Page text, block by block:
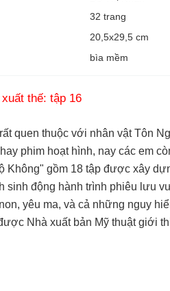
32 trang
20,5x29,5 cm
bìa mềm
thế: tập 16
quen thuộc với nhân vật Tôn
phim hoạt hình, nay các em
Không" gồm 18 tập được xây
sinh động hành trình phiêu lưu
yêu ma, và cả những nguy
Nhà xuất bản Mỹ thuật giới